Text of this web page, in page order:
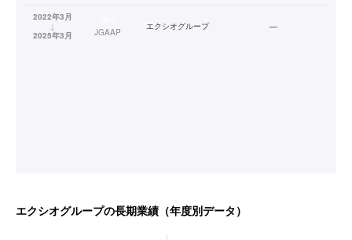
2022年3月
↓
2025年3月
JGAAP
エクシオグループ —
エクシオグループの長期業績（年度別データ）